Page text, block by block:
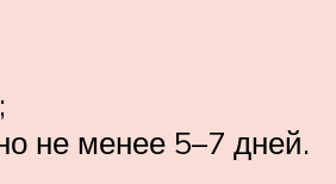
не менее 5–7 дней.